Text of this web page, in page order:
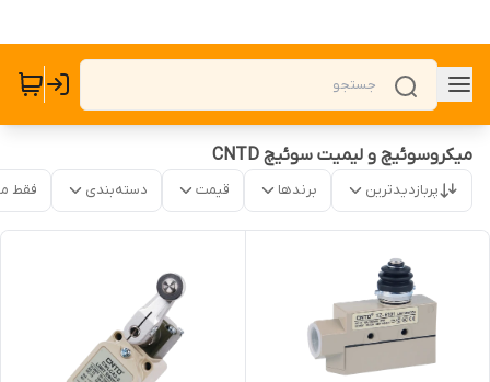
میکروسوئیچ و لیمیت سوئیچ CNTD
پربازدیدترین برندها قیمت دسته‌بندی فقط